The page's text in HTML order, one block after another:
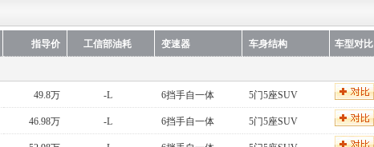
指导价 工信部油耗 变速器 车身结构 车型对比
49.8万 -L 6挡手自一体 5门5座SUV
46.98万 -L 6挡手自一体 5门5座SUV